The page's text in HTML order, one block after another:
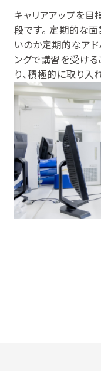
キャリアアップを目
段です。 定期的な
いのか定期的なアド
ングで講習を受け
り、積極的に取り入